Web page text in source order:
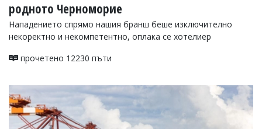
родното Черноморие
Нападението спрямо нашия бранш беше изключително
некоректно и некомпетентно, оплака се хотелиер
прочетено 12230 пъти